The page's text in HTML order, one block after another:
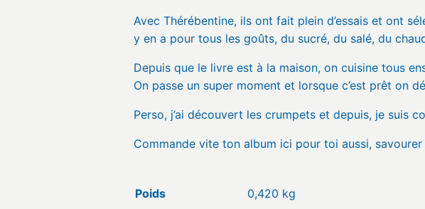
Avec Thérébentine, ils ont fait plein d’essais et ont
y en a pour tous les goûts, du sucré, du salé, du
Depuis que le livre est à la maison, on cuisine tous
On passe un super moment et lorsque c’est prêt on
Perso, j’ai découvert les crumpets et depuis, je suis
Commande vite ton album ici pour toi aussi,
Poids
0,420 kg